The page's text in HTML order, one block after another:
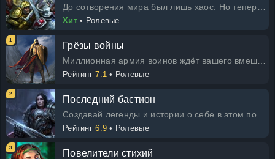
Хит• Ролевые
1 Грёзы войны
Рейтинг7.1 • Ролевые
2 Последний бастион
Рейтинг6.9 • Ролевые
3 Повелители стихий